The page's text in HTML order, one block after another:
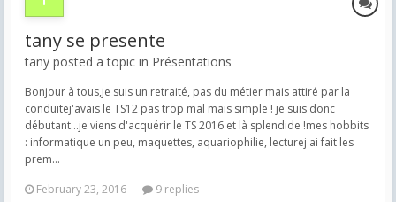
tany se presente
tany posted a topic in Présentations
​Bonjour à tous, ​je suis un retraité, pas du métier mais attiré par la
conduite ​j'avais le TS12 pas trop mal mais simple ! je suis donc
débutant... ​je viens d'acquérir le TS 2016 et là splendide ! ​mes hobbits
: informatique un peu, maquettes, aquariophilie, lecture ​j'ai fait les
prem...
February 23, 2016
9 replies